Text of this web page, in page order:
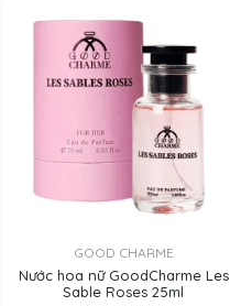
GOOD CHARME
Nước hoa nữ GoodCharme Les
Sable Roses 25ml